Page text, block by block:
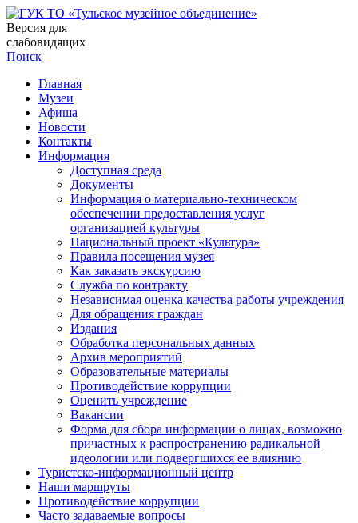
Версия для
слабовидящих
Поиск
Главная
Музеи
Афиша
Новости
Контакты
Информация
Доступная среда
Документы
Информация о материально-техническом
обеспечении предоставления услуг
организацией культуры
Национальный проект «Культура»
Правила посещения музея
Как заказать экскурсию
Служба по контракту
Независимая оценка качества работы учреждения
Для обращения граждан
Издания
Обработка персональных данных
Архив мероприятий
Образовательные материалы
Противодействие коррупции
Оценить учреждение
Вакансии
Форма для сбора информации о лицах, возможно
причастных к распространению радикальной
идеологии или подвергшихся ее влиянию
Туристско-информационный центр
Наши маршруты
Противодействие коррупции
Часто задаваемые вопросы